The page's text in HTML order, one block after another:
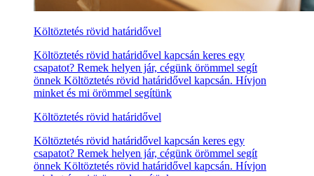
Költöztetés rövid határidővel
Költöztetés rövid határidővel kapcsán keres egy
csapatot? Remek helyen jár, cégünk örömmel segít
önnek Költöztetés rövid határidővel kapcsán. Hívjon
minket és mi örömmel segítünk
Költöztetés rövid határidővel
Költöztetés rövid határidővel kapcsán keres egy
csapatot? Remek helyen jár, cégünk örömmel segít
önnek Költöztetés rövid határidővel kapcsán. Hívjon